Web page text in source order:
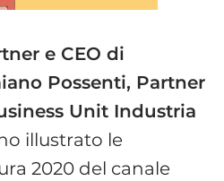
e CEO di
Possenti, Partner
Unit Industria
illustrato le
2020 del canale